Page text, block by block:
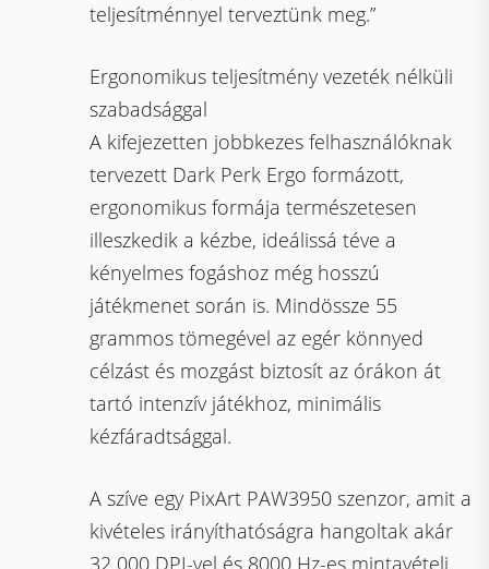
teljesítménnyel terveztünk meg.”
Ergonomikus teljesítmény vezeték nélküli
szabadsággal
A kifejezetten jobbkezes felhasználóknak
tervezett Dark Perk Ergo formázott,
ergonomikus formája természetesen
illeszkedik a kézbe, ideálissá téve a
kényelmes fogáshoz még hosszú
játékmenet során is. Mindössze 55
grammos tömegével az egér könnyed
célzást és mozgást biztosít az órákon át
tartó intenzív játékhoz, minimális
kézfáradtsággal.
A szíve egy PixArt PAW3950 szenzor, amit a
kivételes irányíthatóságra hangoltak akár
32 000 DPI-vel és 8000 Hz-es mintavételi